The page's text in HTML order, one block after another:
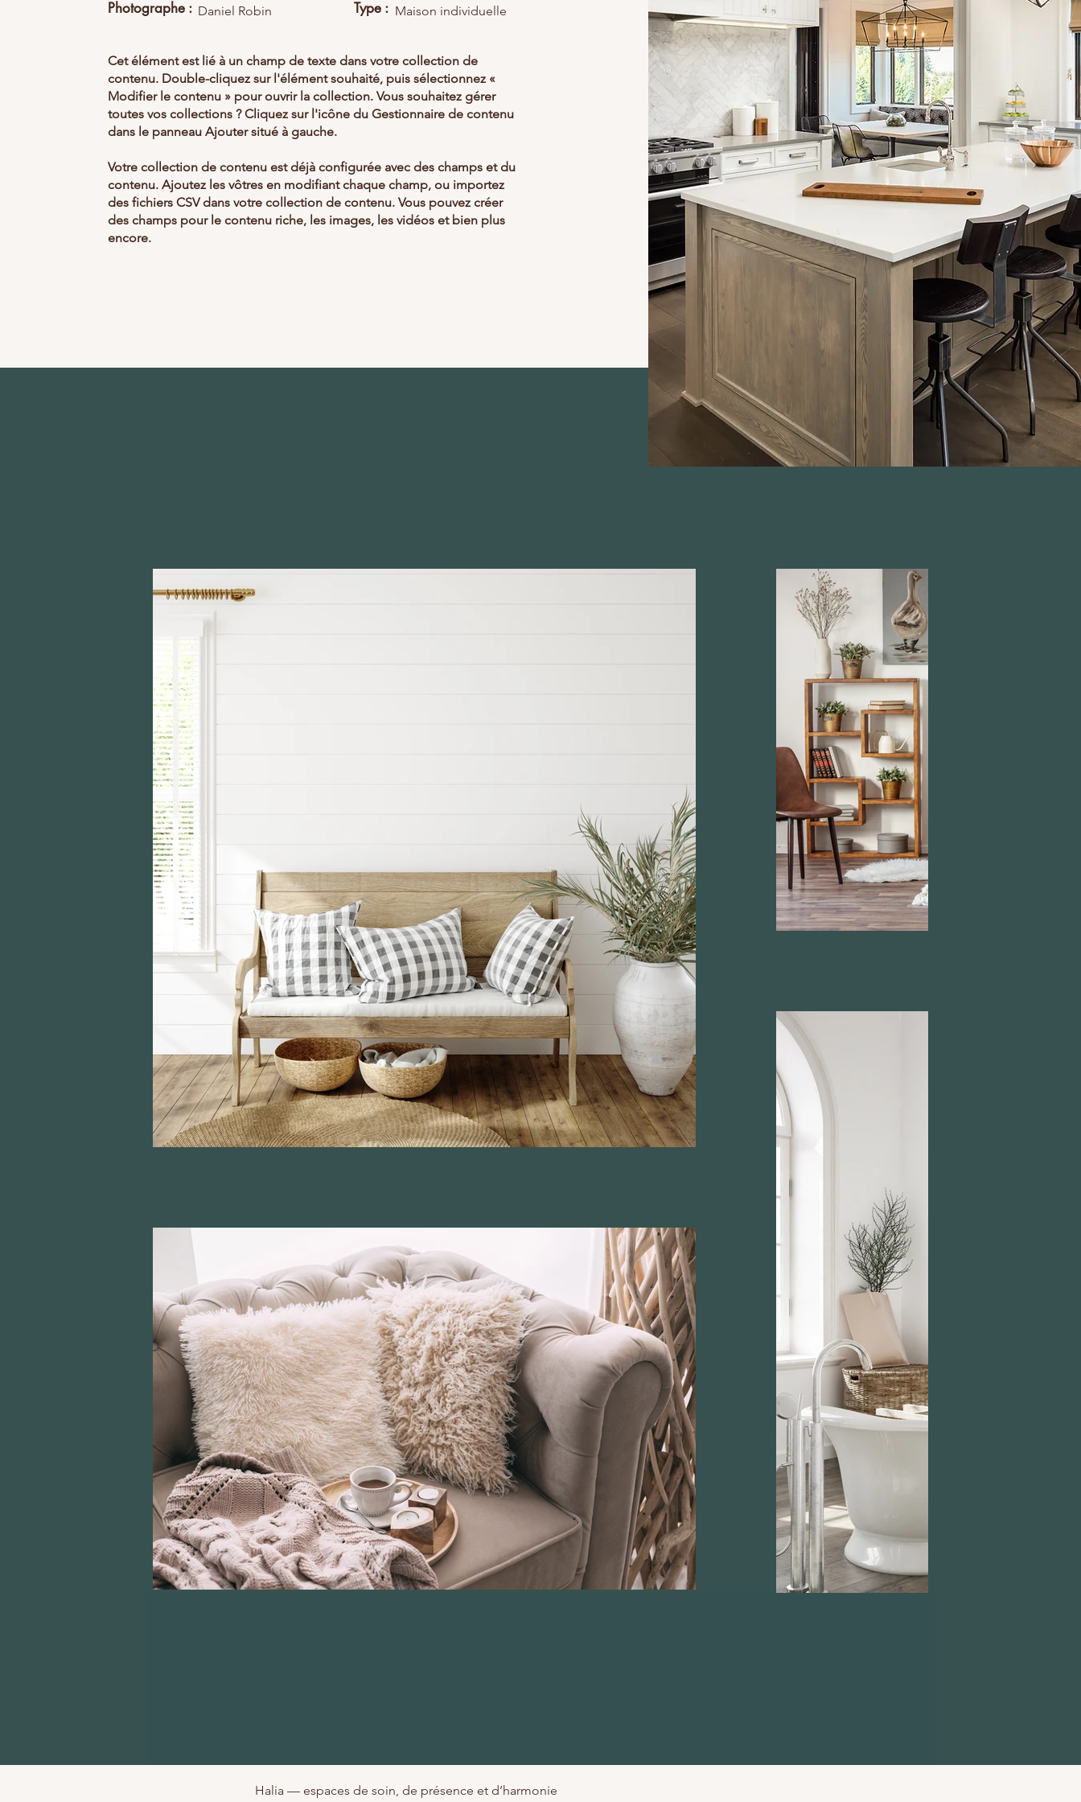
Photographe : Daniel Robin Type : Maison individuelle
Cet élément est lié à un champ de texte dans votre collection de
contenu. Double-cliquez sur l'élément souhaité, puis sélectionnez «
Modifier le contenu » pour ouvrir la collection. Vous souhaitez gérer
toutes vos collections ? Cliquez sur l'icône du Gestionnaire de contenu
dans le panneau Ajouter situé à gauche.
Votre collection de contenu est déjà configurée avec des champs et du
contenu. Ajoutez les vôtres en modifiant chaque champ, ou importez
des fichiers CSV dans votre collection de contenu. Vous pouvez créer
des champs pour le contenu riche, les images, les vidéos et bien plus
encore.
Halia — espaces de soin, de présence et d’harmonie